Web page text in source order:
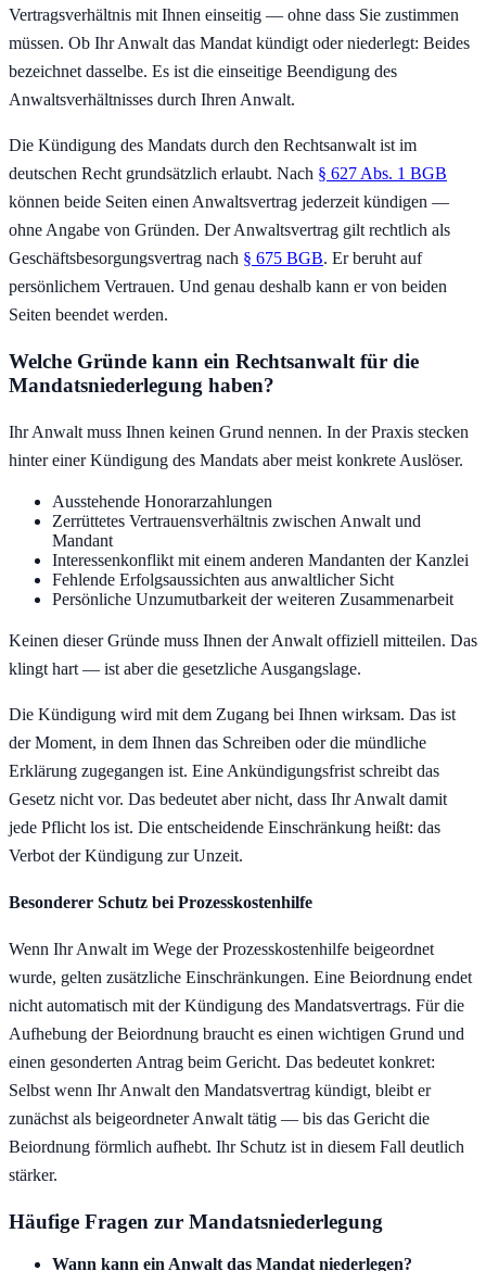
Vertragsverhältnis mit Ihnen einseitig — ohne dass Sie zustimmen
müssen. Ob Ihr Anwalt das Mandat kündigt oder niederlegt: Beides
bezeichnet dasselbe. Es ist die einseitige Beendigung des
Anwaltsverhältnisses durch Ihren Anwalt.
Die Kündigung des Mandats durch den Rechtsanwalt ist im
deutschen Recht grundsätzlich erlaubt. Nach § 627 Abs. 1 BGB
können beide Seiten einen Anwaltsvertrag jederzeit kündigen —
ohne Angabe von Gründen. Der Anwaltsvertrag gilt rechtlich als
Geschäftsbesorgungsvertrag nach § 675 BGB. Er beruht auf
persönlichem Vertrauen. Und genau deshalb kann er von beiden
Seiten beendet werden.
Welche Gründe kann ein Rechtsanwalt für die
Mandatsniederlegung haben?
Ihr Anwalt muss Ihnen keinen Grund nennen. In der Praxis stecken
hinter einer Kündigung des Mandats aber meist konkrete Auslöser.
Ausstehende Honorarzahlungen
Zerrüttetes Vertrauensverhältnis zwischen Anwalt und
Mandant
Interessenkonflikt mit einem anderen Mandanten der Kanzlei
Fehlende Erfolgsaussichten aus anwaltlicher Sicht
Persönliche Unzumutbarkeit der weiteren Zusammenarbeit
Keinen dieser Gründe muss Ihnen der Anwalt offiziell mitteilen. Das
klingt hart — ist aber die gesetzliche Ausgangslage.
Die Kündigung wird mit dem Zugang bei Ihnen wirksam. Das ist
der Moment, in dem Ihnen das Schreiben oder die mündliche
Erklärung zugegangen ist. Eine Ankündigungsfrist schreibt das
Gesetz nicht vor. Das bedeutet aber nicht, dass Ihr Anwalt damit
jede Pflicht los ist. Die entscheidende Einschränkung heißt: das
Verbot der Kündigung zur Unzeit.
Besonderer Schutz bei Prozesskostenhilfe
Wenn Ihr Anwalt im Wege der Prozesskostenhilfe beigeordnet
wurde, gelten zusätzliche Einschränkungen. Eine Beiordnung endet
nicht automatisch mit der Kündigung des Mandatsvertrags. Für die
Aufhebung der Beiordnung braucht es einen wichtigen Grund und
einen gesonderten Antrag beim Gericht. Das bedeutet konkret:
Selbst wenn Ihr Anwalt den Mandatsvertrag kündigt, bleibt er
zunächst als beigeordneter Anwalt tätig — bis das Gericht die
Beiordnung förmlich aufhebt. Ihr Schutz ist in diesem Fall deutlich
stärker.
Häufige Fragen zur Mandatsniederlegung
Wann kann ein Anwalt das Mandat niederlegen?